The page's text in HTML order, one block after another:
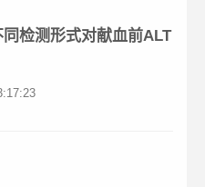
检测形式对献血前ALT